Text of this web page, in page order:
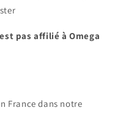
pas affilié à Omega
France dans notre
ajouter des